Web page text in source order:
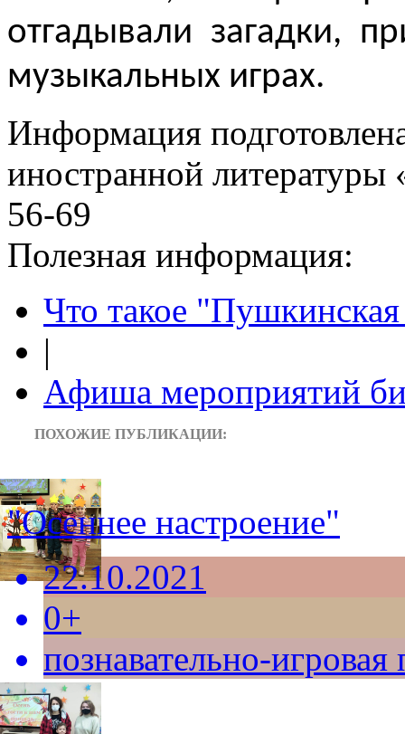
отгадывали загадки,
музыкальных играх.
Информация
иностранной
56-69
Полезная информация:
Что такое "Пушкинская
|
Афиша мероприятий
ПОХОЖИЕ ПУБЛИКАЦИИ:
"Осеннее настроение"
22.10.2021
0+
познавательно-